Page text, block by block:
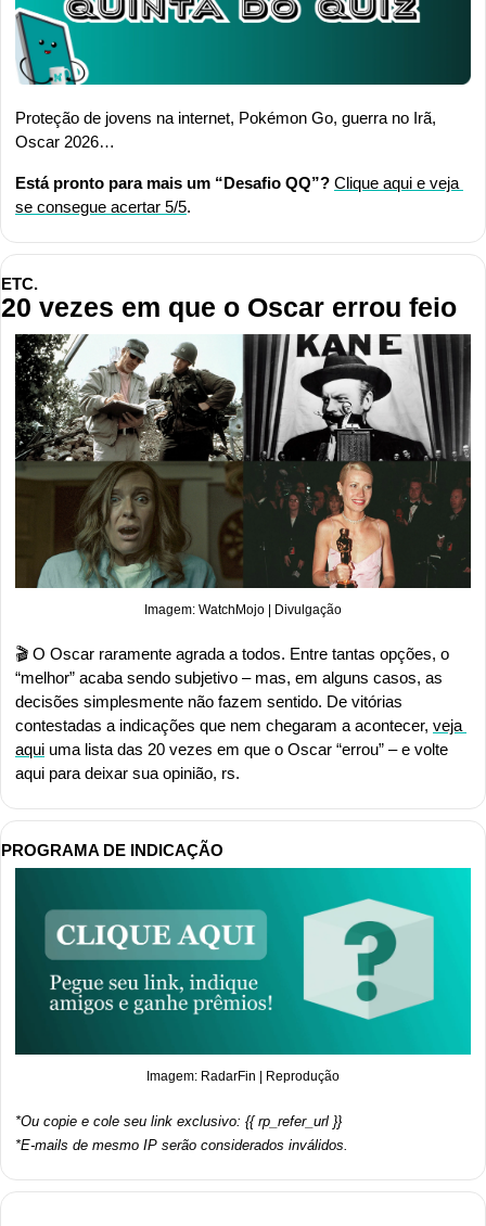
Proteção de jovens na internet, Pokémon Go, guerra no Irã,
Oscar 2026…
Está pronto para mais um “Desafio QQ”? Clique aqui e veja
se consegue acertar 5/5.
ETC.
20 vezes em que o Oscar errou feio
Imagem: WatchMojo | Divulgação
🎬 O Oscar raramente agrada a todos. Entre tantas opções, o
“melhor” acaba sendo subjetivo – mas, em alguns casos, as
decisões simplesmente não fazem sentido. De vitórias
contestadas a indicações que nem chegaram a acontecer, veja
aqui uma lista das 20 vezes em que o Oscar “errou” – e volte
aqui para deixar sua opinião, rs.
PROGRAMA DE INDICAÇÃO
Imagem: RadarFin | Reprodução
*Ou copie e cole seu link exclusivo: {{ rp_refer_url }}
*E-mails de mesmo IP serão considerados inválidos.